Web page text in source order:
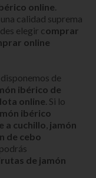
online
calidad suprema
elegir comprar
online
de
ibérico de
online . Si lo
ibérico
a cuchillo jamón
de cebo
de jamón